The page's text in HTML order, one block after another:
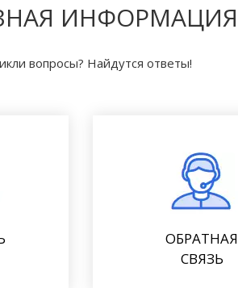
ИНФОРМАЦИЯ
вопросы? Найдутся ответы!
ОБРАТНАЯ
СВЯЗЬ